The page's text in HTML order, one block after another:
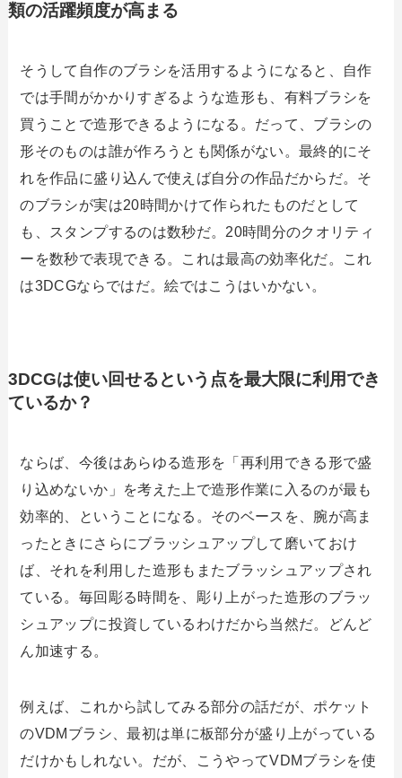
類の活躍頻度が高まる
そうして自作のブラシを活用するようになると、自作
では手間がかかりすぎるような造形も、有料ブラシを
買うことで造形できるようになる。だって、ブラシの
形そのものは誰が作ろうとも関係がない。最終的にそ
れを作品に盛り込んで使えば自分の作品だからだ。そ
のブラシが実は20時間かけて作られたものだとして
も、スタンプするのは数秒だ。20時間分のクオリティ
ーを数秒で表現できる。これは最高の効率化だ。これ
は3DCGならではだ。絵ではこうはいかない。
3DCGは使い回せるという点を最大限に利用でき
ているか？
ならば、今後はあらゆる造形を「再利用できる形で盛
り込めないか」を考えた上で造形作業に入るのが最も
効率的、ということになる。そのベースを、腕が高ま
ったときにさらにブラッシュアップして磨いておけ
ば、それを利用した造形もまたブラッシュアップされ
ている。毎回彫る時間を、彫り上がった造形のブラッ
シュアップに投資しているわけだから当然だ。どんど
ん加速する。
例えば、これから試してみる部分の話だが、ポケット
のVDMブラシ、最初は単に板部分が盛り上がっている
だけかもしれない。だが、こうやってVDMブラシを使